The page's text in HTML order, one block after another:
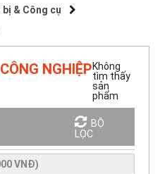
& Công cụ
NGHIỆPKhông
tìm thấy
sản
phẩm
BỘ
LỌC
VNĐ)